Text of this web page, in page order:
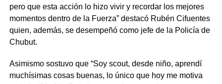
pero que esta acción lo hizo vivir y recordar los mejores
momentos dentro de la Fuerza” destacó Rubén Cifuentes
quien, además, se desempeñó como jefe de la Policía de
Chubut.
Asimismo sostuvo que “Soy scout, desde niño, aprendí
muchísimas cosas buenas, lo único que hoy me motiva